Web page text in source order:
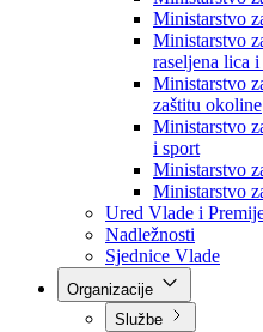
Ministarstva
Ministarstvo
Ministarstvo
Ministarstvo
Ministarstvo
raseljena lica
Ministarstvo
zaštitu okoline
Ministarstvo
i sport
Ministarstvo
Ministarstvo
Ured Vlade i
Nadležnosti
Sjednice Vlade